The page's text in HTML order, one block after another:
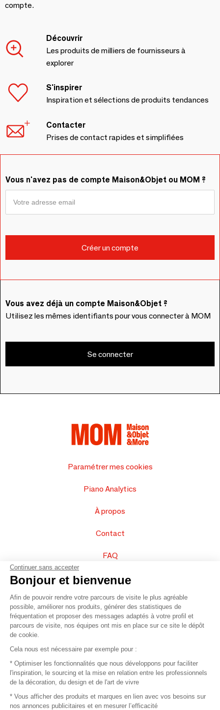
compte.
Découvrir
Les produits de milliers de fournisseurs à
explorer
S'inspirer
Inspiration et sélections de produits tendances
Contacter
Prises de contact rapides et simplifiées
Vous n'avez pas de compte Maison&Objet ou MOM ?
Vous avez déjà un compte Maison&Objet ?
Utilisez les mêmes identifiants pour vous connecter à MOM
Se connecter
Paramétrer mes cookies
Piano Analytics
À propos
Contact
FAQ
Vendez vos produits
Plan du site
© 2016 –Organisation SAFI
Recrutement
Continuer sans accepter
Bonjour et bienvenue
Afin de pouvoir rendre votre parcours de visite le plus agréable
possible, améliorer nos produits, générer des statistiques de
fréquentation et proposer des messages adaptés à votre profil et
parcours de visite, nos équipes ont mis en place sur ce site le dépôt
de cookie.
Cela nous est nécessaire par exemple pour :
* Optimiser les fonctionnalités que nous développons pour faciliter
l'inspiration, le sourcing et la mise en relation entre les professionnels
de la décoration, du design et de l'art de vivre
* Vous afficher des produits et marques en lien avec vos besoins sur
nos annonces publicitaires et en mesurer l’efficacité